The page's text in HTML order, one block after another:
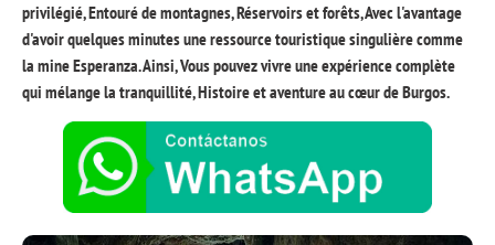
privilégié, Entouré de montagnes, Réservoirs et forêts, Avec l'avantage
d'avoir quelques minutes une ressource touristique singulière comme
la mine Esperanza. Ainsi, Vous pouvez vivre une expérience complète
qui mélange la tranquillité, Histoire et aventure au cœur de Burgos.